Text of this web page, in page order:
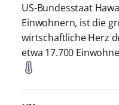
US-Bundesstaat
Einwohnern, ist die
wirtschaftliche Herz
etwa 17.700